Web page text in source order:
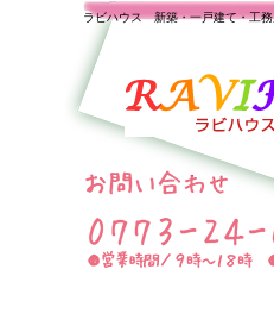
ラビハウス 新築・一戸建て・工